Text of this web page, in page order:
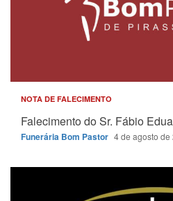
NOTA DE FALECIMENTO
Falecimento do Sr. Fábio
Funerária Bom Pastor 4 de agosto de